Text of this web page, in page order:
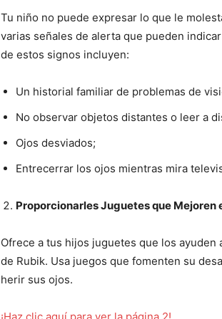
Tu niño no puede expresar lo que le
varias señales de alerta que pueden
de estos signos incluyen:
Un historial familiar de problemas de
No observar objetos distantes o leer a
Ojos desviados;
Entrecerrar los ojos mientras mira
Proporcionarles Juguetes que Mejoren
Ofrece a tus hijos juguetes que los
de Rubik. Usa juegos que fomenten su
herir sus ojos.
¡Haz clic aquí para ver la página 2!